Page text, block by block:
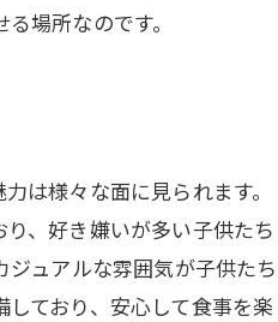
場所なのです。
は様々な面に見られます。
、好き嫌いが多い子供たち
ュアルな雰囲気が子供たち
ており、安心して食事を楽